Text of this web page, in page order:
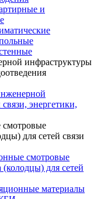
и
инфраструктуры
энергетики,
смотровые
для сетей связи
смотровые
(колодцы) для сетей
материалы